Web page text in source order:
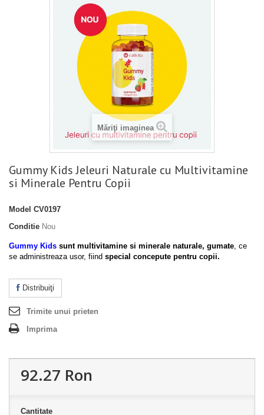
Măriţi imaginea
Gummy Kids Jeleuri Naturale cu Multivitamine
si Minerale Pentru Copii
Model CV0197
Conditie Nou
Gummy Kids sunt multivitamine si minerale naturale, gumate, ce
se administreaza usor, fiind special concepute pentru copii.
Distribuiţi
Trimite unui prieten
Imprima
92.27 Ron
Cantitate